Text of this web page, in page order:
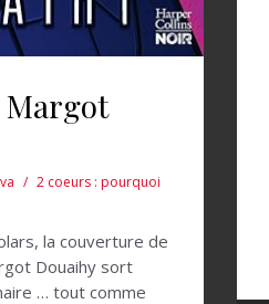
Margot
2 coeurs : pourquoi
la couverture de
Douaihy sort
… tout comme